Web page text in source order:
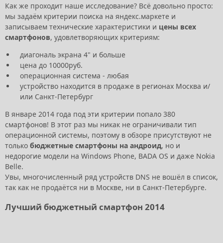
Как же проходит наше исследование? Всё довольно просто:
мы задаём критерии поиска на яндекс.маркете и
записываем технические характеристики и цены всех
смартфонов, удовлетворяющих критериям:
диагональ экрана 4" и больше
цена до 10000руб.
операционная система - любая
устройство находится в продаже в регионах Москва и/
или Санкт-Петербург
В январе 2014 года под эти критерии попало 380
смартфонов! В этот раз мы никак не ограничивали тип
операционной системы, поэтому в обзоре присутствуют не
только бюджетные смартфоны на андроид, но и
недорогие модели на Windows Phone, BADA OS и даже Nokia
Belle.
Увы, многочисленный ряд устройств DNS не вошёл в список,
так как не продаётся ни в Москве, ни в Санкт-Петербурге.
Лучший бюджетный смартфон 2014